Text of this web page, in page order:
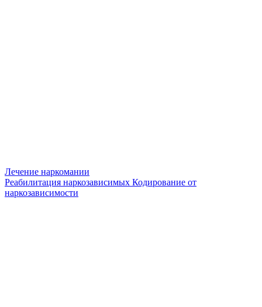
Лечение наркомании
Реабилитация наркозависимых Кодирование от
наркозависимости